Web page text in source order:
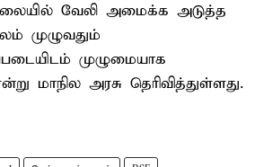
வேலி அமைக்க அடுத்த
முழுவதும்
முழுமையாக
மாநில அரசு தெரிவித்துள்ளது.